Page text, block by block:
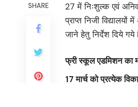
SHARE
27 में निःशुल्क एवं
प्राप्त निजी
जाने हेतु निर्देश दिये
फ्री स्कूल एडमिशन का
17 मार्च को प्रत्येक